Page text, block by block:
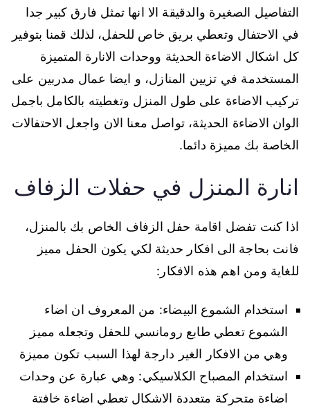
التفاصيل الصغيرة والدقيقة الا انها تمثل فارق كبير جدا
في الاحتفال وتعطي بريق خاص للحفل، لذلك قمنا بتوفير
كل اشكال الاضاءة الحديثة ووحدات الانارة المتميزة
المستخدمة في تزيين المنازل، و ايضا عمال مدربين على
تركيب الاضاءة على طول المنزل وتغطيته بالكامل باجمل
الوان الاضاءة الحديثة، تواصل معنا الان واجعل الاحتفالات
الخاصة بك مميزة دائما.
انارة المنزل في حفلات الزفاف
اذا كنت تفضل اقامة حفل الزفاف الخاص بك بالمنزل،
فانت بحاجة الى افكار حديثة لكي يكون الحفل مميز
للغاية ومن اهم هذه الافكار:
استخدام الشموع البيضاء: من المعروف ان اضاء
الشموع تعطي طابع رومانسي للحفل وتجعله مميز
وهي من الافكار الغير دارجة لهذا السبب تكون مميزة
استخدام المصباح الكلاسيكي: وهي عبارة عن وحدات
اضاءة متحركة متعددة الاشكال تعطي اضاءة خافتة